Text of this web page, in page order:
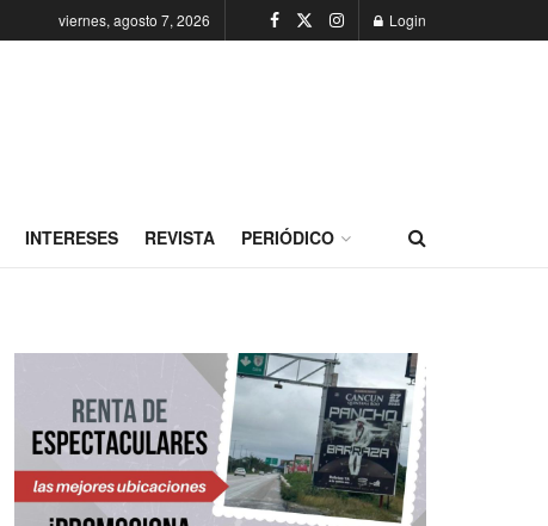
viernes, agosto 7, 2026 Login
INTERESES REVISTA PERIÓDICO